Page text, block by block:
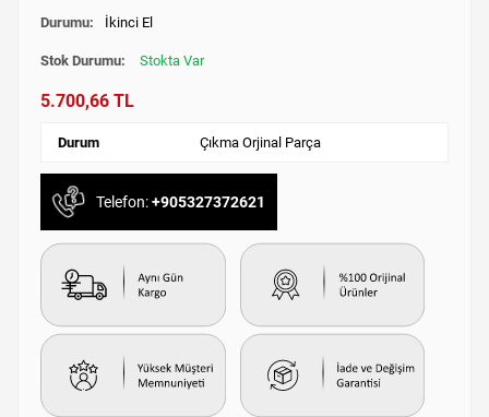
Durumu: İkinci El
Stok Durumu: Stokta Var
5.700,66 TL
Durum Çıkma Orjinal Parça
Telefon:+905327372621